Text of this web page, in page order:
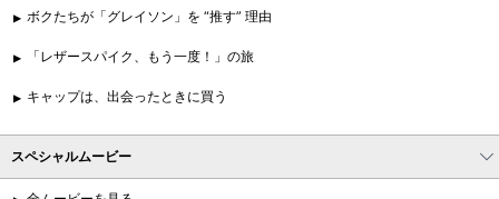
ボクたちが「グレイソン」を “推す” 理由
「レザースパイク、もう一度！」の旅
キャップは、出会ったときに買う
スペシャルムービー